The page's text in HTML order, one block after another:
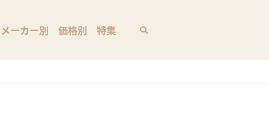
メーカー別 価格別 特集